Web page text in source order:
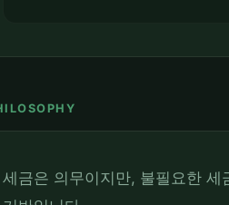
세금은 의무이지만, 불필요한